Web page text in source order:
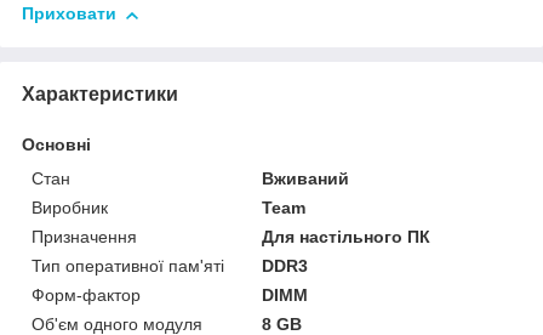
Приховати
Характеристики
Основні
Стан
Вживаний
Виробник
Team
Призначення
Для настільного ПК
Тип оперативної пам'яті
DDR3
Форм-фактор
DIMM
Об'єм одного модуля
8 GB